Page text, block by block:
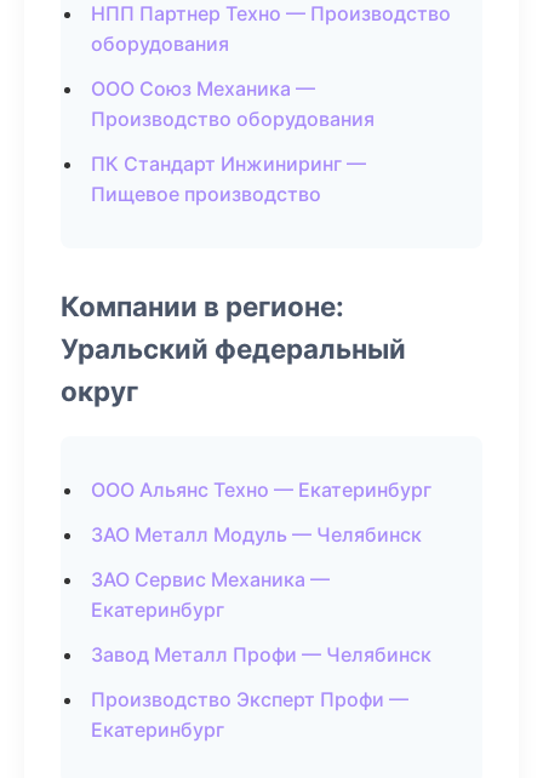
НПП Партнер Техно — Производство
оборудования
ООО Союз Механика —
Производство оборудования
ПК Стандарт Инжиниринг —
Пищевое производство
Компании в регионе:
Уральский федеральный
округ
ООО Альянс Техно — Екатеринбург
ЗАО Металл Модуль — Челябинск
ЗАО Сервис Механика —
Екатеринбург
Завод Металл Профи — Челябинск
Производство Эксперт Профи —
Екатеринбург